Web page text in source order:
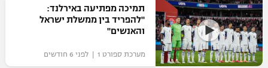
תמיכה מפתיעה באירלנד:
"להפריד בין ממשלת ישראל
והאנשים"
מערכת ספורט 1 | לפני 6 חודשים